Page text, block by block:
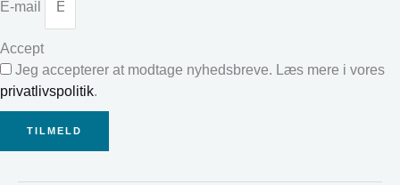
E-mail
Accept
Jeg accepterer at modtage nyhedsbreve. Læs mere i vores
privatlivspolitik.
TILMELD